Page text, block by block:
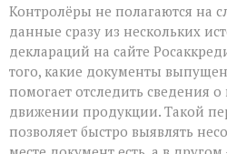
Контролёры не полагаются на
данные сразу из нескольких
деклараций на сайте
того, какие документы
помогает отследить сведения
движении продукции. Такой
позволяет быстро выявлять